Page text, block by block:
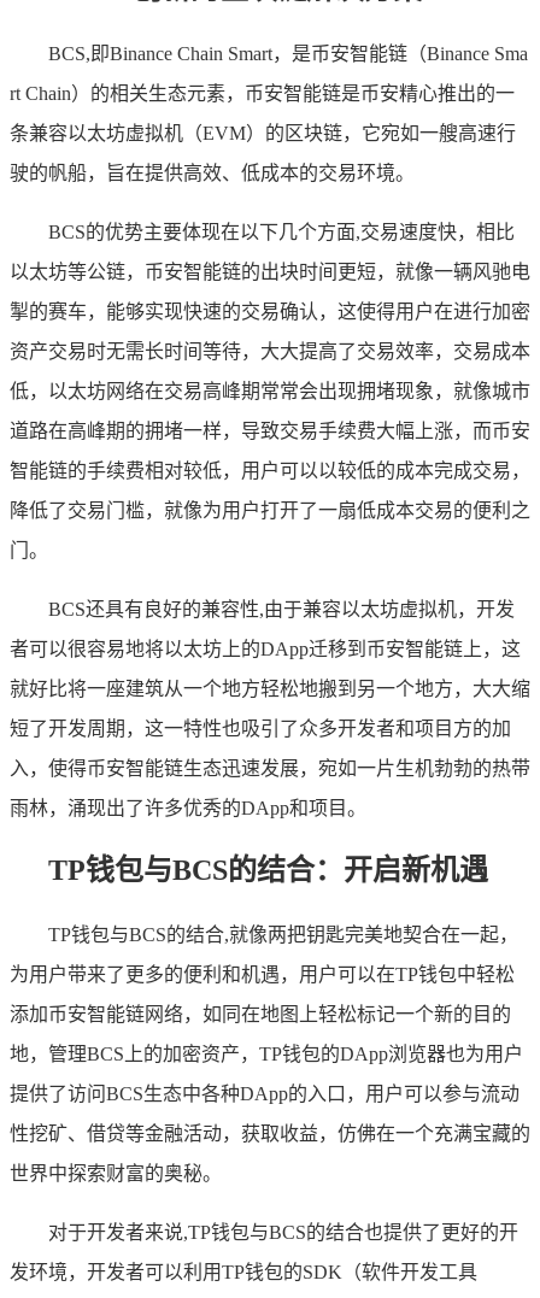
BCS,即Binance Chain Smart，是币安智能链（Binance Sma
rt Chain）的相关生态元素，币安智能链是币安精心推出的一
条兼容以太坊虚拟机（EVM）的区块链，它宛如一艘高速行
驶的帆船，旨在提供高效、低成本的交易环境。
BCS的优势主要体现在以下几个方面,交易速度快，相比
以太坊等公链，币安智能链的出块时间更短，就像一辆风驰电
掣的赛车，能够实现快速的交易确认，这使得用户在进行加密
资产交易时无需长时间等待，大大提高了交易效率，交易成本
低，以太坊网络在交易高峰期常常会出现拥堵现象，就像城市
道路在高峰期的拥堵一样，导致交易手续费大幅上涨，而币安
智能链的手续费相对较低，用户可以以较低的成本完成交易，
降低了交易门槛，就像为用户打开了一扇低成本交易的便利之
门。
BCS还具有良好的兼容性,由于兼容以太坊虚拟机，开发
者可以很容易地将以太坊上的DApp迁移到币安智能链上，这
就好比将一座建筑从一个地方轻松地搬到另一个地方，大大缩
短了开发周期，这一特性也吸引了众多开发者和项目方的加
入，使得币安智能链生态迅速发展，宛如一片生机勃勃的热带
雨林，涌现出了许多优秀的DApp和项目。
TP钱包与BCS的结合：开启新机遇
TP钱包与BCS的结合,就像两把钥匙完美地契合在一起，
为用户带来了更多的便利和机遇，用户可以在TP钱包中轻松
添加币安智能链网络，如同在地图上轻松标记一个新的目的
地，管理BCS上的加密资产，TP钱包的DApp浏览器也为用户
提供了访问BCS生态中各种DApp的入口，用户可以参与流动
性挖矿、借贷等金融活动，获取收益，仿佛在一个充满宝藏的
世界中探索财富的奥秘。
对于开发者来说,TP钱包与BCS的结合也提供了更好的开
发环境，开发者可以利用TP钱包的SDK（软件开发工具